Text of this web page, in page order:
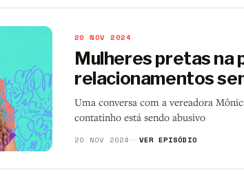
20 NOV 2024
Mulheres pretas na
relacionamentos
Uma conversa com a vereadora
contatinho está sendo abusivo
20 NOV 2024 VER EPISÓDIO